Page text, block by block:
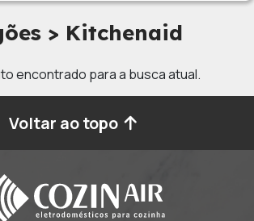
> Kitchenaid
encontrado para a busca atual.
Voltar ao topo